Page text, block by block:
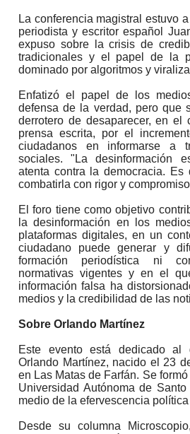
La conferencia magistral estuvo
periodista y escritor español
expuso sobre la crisis de
tradicionales y el papel de la
dominado por algoritmos y
Enfatizó el papel de los
defensa de la verdad, pero que
derrotero de desaparecer, en el
prensa escrita, por el
ciudadanos en informarse a
sociales. "La desinformación
atenta contra la democracia. Es
combatirla con rigor y
El foro tiene como objetivo
la desinformación en los
plataformas digitales, en un
ciudadano puede generar y
formación periodística ni
normativas vigentes y en el
información falsa ha
medios y la credibilidad de las
Sobre Orlando Martínez
Este evento está dedicado al
Orlando Martínez, nacido el 23
en Las Matas de Farfán. Se
Universidad Autónoma de
medio de la efervescencia
Desde su columna